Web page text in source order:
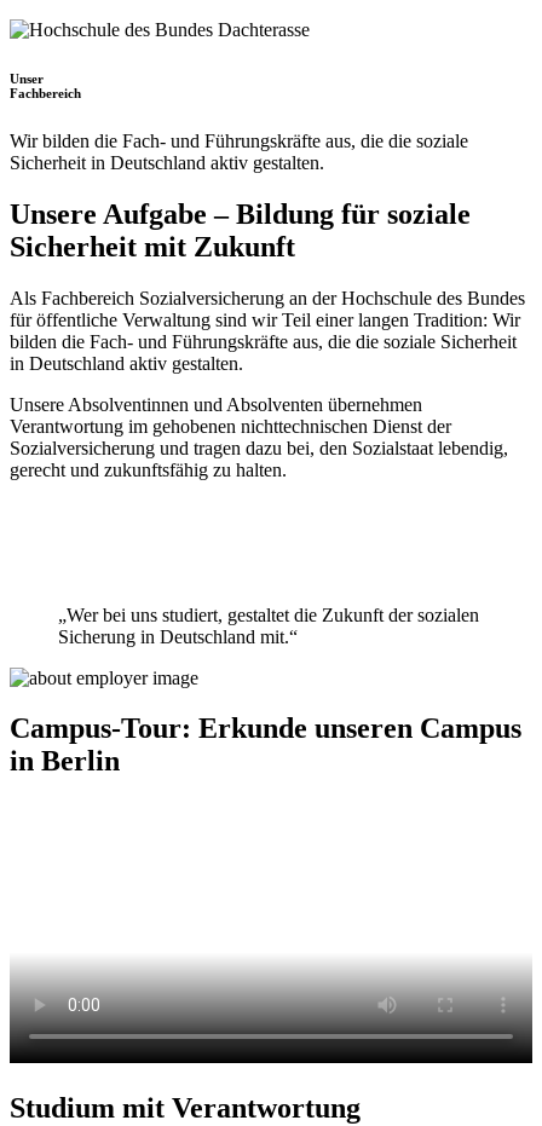
Unser
Fach­bereich
Wir bilden die Fach- und Führungskräfte aus, die die soziale
Sicherheit in Deutschland aktiv gestalten.
Unsere Aufgabe – Bildung für soziale
Sicherheit mit Zukunft
Als Fachbereich Sozialversicherung an der Hochschule des Bundes
für öffentliche Verwaltung sind wir Teil einer langen Tradition: Wir
bilden die Fach- und Führungskräfte aus, die die soziale Sicherheit
in Deutschland aktiv gestalten.
Unsere Absolventinnen und Absolventen übernehmen
Verantwortung im gehobenen nichttechnischen Dienst der
Sozialversicherung und tragen dazu bei, den Sozialstaat lebendig,
gerecht und zukunftsfähig zu halten.
„Wer bei uns studiert, gestaltet die Zukunft der sozialen
Sicherung in Deutschland mit.“
Campus-Tour: Erkunde unseren Campus
in Berlin
Studium mit Verantwortung